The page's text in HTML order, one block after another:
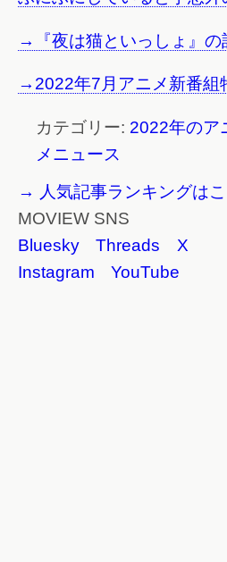
→『夜は猫といっしょ』の
→2022年7月アニメ新番組
カテゴリー: 2022年のア
メニュース
→ 人気記事ランキングはこ
MOVIEW SNS
Bluesky
Threads
X
Instagram
YouTube